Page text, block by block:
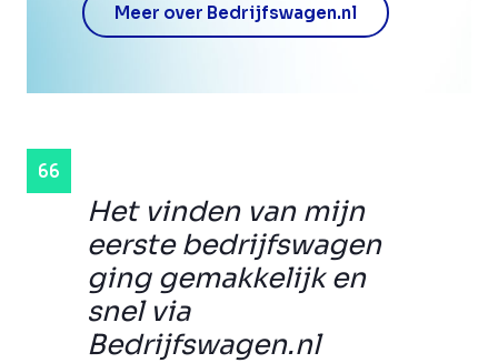
Het vinden van mijn
eerste bedrijfswagen
ging gemakkelijk en
snel via
Bedrijfswagen.nl
Meer over Bedrijfswagen.nl